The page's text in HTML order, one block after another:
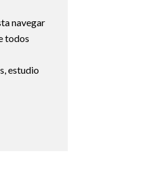
navegar
todos
estudio